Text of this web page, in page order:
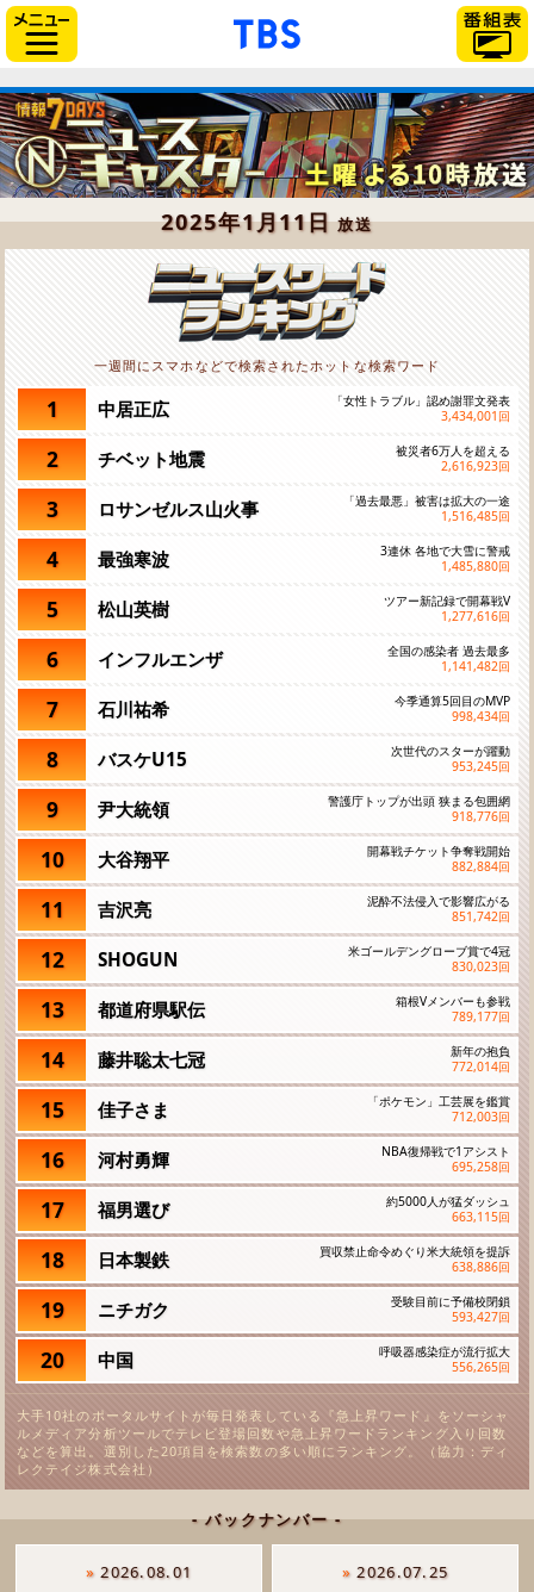
「TBSテレビ」トップペー
2025年1月11日放送
一週間にスマホなどで検索されたホットな検索ワード
1 中居正広
「女性トラブル」認め謝罪文発表
3,434,001 回
2 チベット地震
被災者6万人を超える
2,616,923回
3 ロサンゼルス山火事
「過去最悪」被害は拡大の一途
1,516,485回
4 最強寒波
3連休 各地で大雪に警戒
1,485,880回
5 松山英樹
ツアー新記録で開幕戦V
1,277,616回
6 インフルエンザ
全国の感染者 過去最多
1,141,482回
7 石川祐希
今季通算5回目のMVP
998,434回
8 バスケU15
次世代のスターが躍動
953,245回
9 尹大統領
警護庁トップが出頭 狭まる包囲網
918,776回
10 大谷翔平
開幕戦チケット争奪戦開始
882,884回
11 吉沢亮
泥酔不法侵入で影響広がる
851,742回
12 SHOGUN
米ゴールデングローブ賞で4冠
830,023回
13 都道府県駅伝
箱根Vメンバーも参戦
789,177回
14 藤井聡太七冠
新年の抱負
772,014回
15 佳子さま
「ポケモン」工芸展を鑑賞
712,003回
16 河村勇輝
NBA復帰戦で1アシスト
695,258回
17 福男選び
約5000人が猛ダッシュ
663,115回
18 日本製鉄
買収禁止命令めぐり米大統領を提訴
638,886回
19 ニチガク
受験目前に予備校閉鎖
593,427回
20 中国
呼吸器感染症が流行拡大
556,265回
大手10社のポータルサイトが毎日発表している『急上昇ワード』をソーシャ
ルメディア分析ツールでテレビ登場回数や急上昇ワードランキング入り回数
などを算出。選別した20項目を検索数の多い順にランキング。（協力：ディ
レクテイジ株式会社）
- バックナンバー -
» 2026.08.01 » 2026.07.25